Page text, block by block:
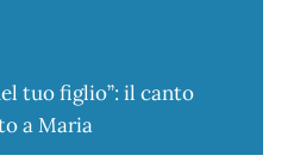
tuo figlio”: il canto
a Maria